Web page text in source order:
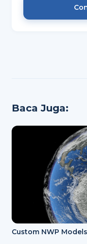
Baca Juga:
Custom NWP